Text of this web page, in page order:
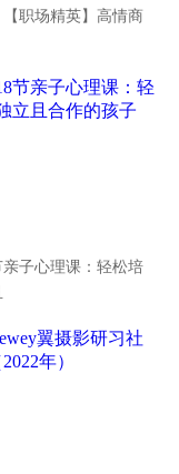
【职场精英】高情商
亲子心理课：轻松培